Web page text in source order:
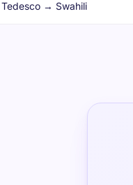
Tedesco → Swahili